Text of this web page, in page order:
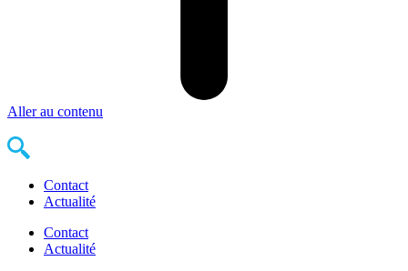
Aller au contenu
Contact
Actualité
Contact
Actualité